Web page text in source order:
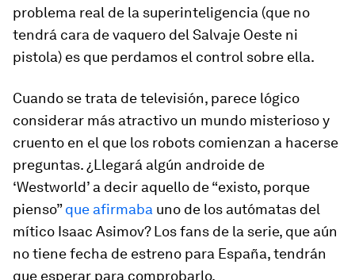
problema real de la superinteligencia (que no
tendrá cara de vaquero del Salvaje Oeste ni
pistola) es que perdamos el control sobre ella.
Cuando se trata de televisión, parece lógico
considerar más atractivo un mundo misterioso y
cruento en el que los robots comienzan a hacerse
preguntas. ¿Llegará algún androide de
‘Westworld’ a decir aquello de “existo, porque
pienso”que afirmaba uno de los autómatas del
mítico Isaac Asimov? Los fans de la serie, que aún
no tiene fecha de estreno para España, tendrán
que esperar para comprobarlo.